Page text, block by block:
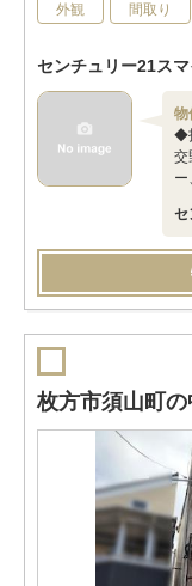
外観 間取り
センチュリー21ス
物
◆
交
ー
セ
枚方市須山町